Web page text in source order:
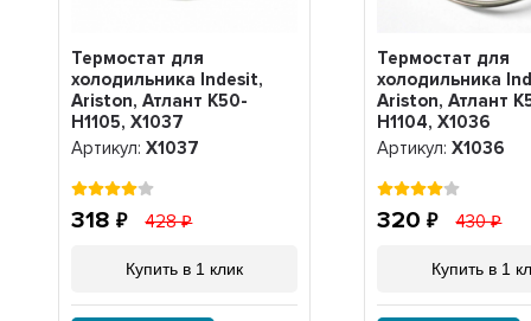
Термостат для
холодильника Indesit,
Ariston, Атлант K50-
H1105, Х1037
Артикул:Х1037
318 428
Купить в 1 клик
Термостат для
холодильника
Ariston, Атлант
H1104, Х1036
Артикул:Х1036
320 430
Купить в 1